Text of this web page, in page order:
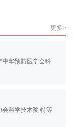
更多>
中华预防医学会科
会科学技术奖 特等